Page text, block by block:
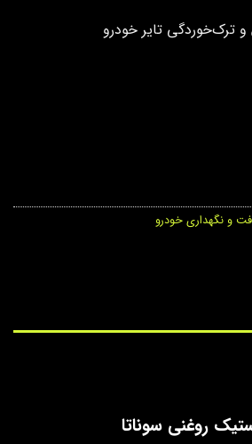
ترک‌خوردگی تایر خودرو
سوناتا عدد
و نگهداری خودرو
روغنی سوناتا